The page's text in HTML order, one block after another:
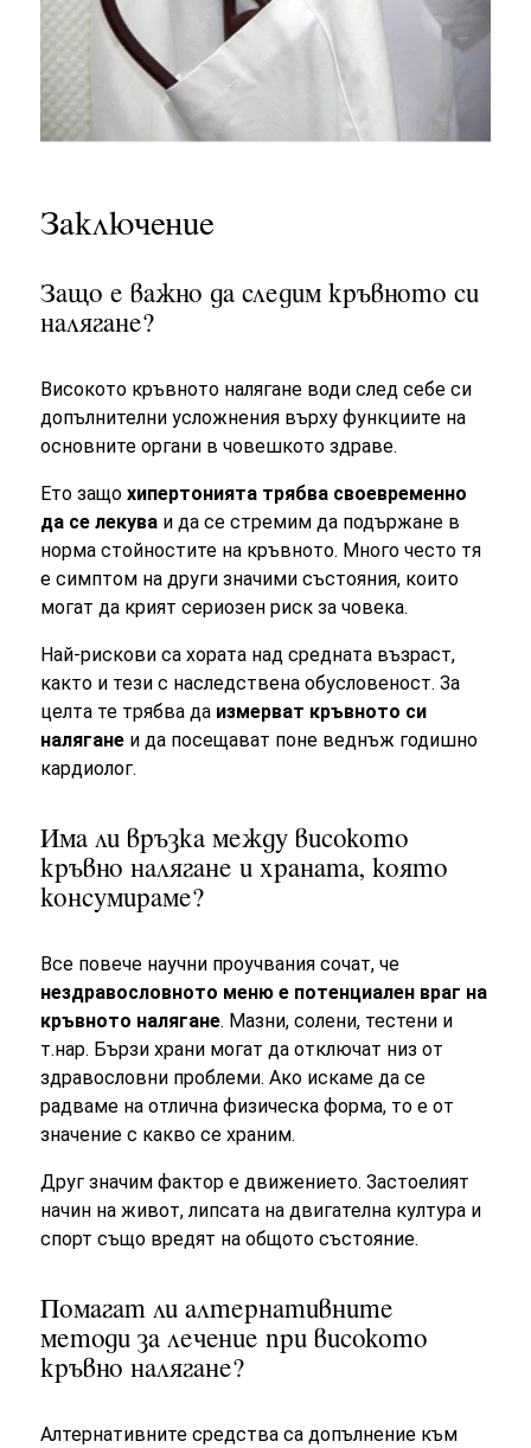
Заключение
Защо е важно да следим кръвното си
налягане?
Високото кръвното налягане води след себе си
допълнителни усложнения върху функциите на
основните органи в човешкото здраве.
Ето защо хипертонията трябва своевременно
да се лекува и да се стремим да подържане в
норма стойностите на кръвното. Много често тя
е симптом на други значими състояния, които
могат да крият сериозен риск за човека.
Най-рискови са хората над средната възраст,
както и тези с наследствена обусловеност. За
целта те трябва да измерват кръвното си
налягане и да посещават поне веднъж годишно
кардиолог.
Има ли връзка между високото
кръвно налягане и храната, която
консумираме?
Все повече научни проучвания сочат, че
нездравословното меню е потенциален враг на
кръвното налягане. Мазни, солени, тестени и
т.нар. Бързи храни могат да отключат низ от
здравословни проблеми. Ако искаме да се
радваме на отлична физическа форма, то е от
значение с какво се храним.
Друг значим фактор е движението. Застоелият
начин на живот, липсата на двигателна култура и
спорт също вредят на общото състояние.
Помагат ли алтернативните
методи за лечение при високото
кръвно налягане?
Алтернативните средства са допълнение към